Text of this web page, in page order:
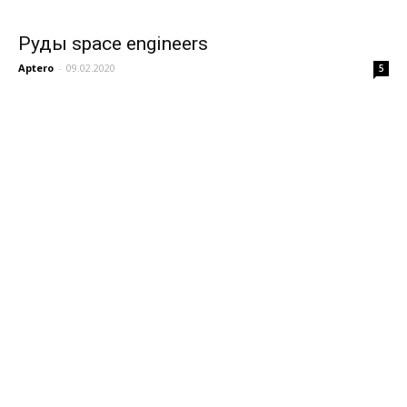
Руды space engineers
Aptero - 09.02.2020 5